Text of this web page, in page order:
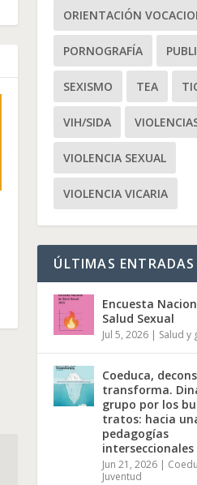
ORIENTACIÓN
PORNOGRAFÍA
SEXISMO TEA
VIH/SIDA
VIOLENCIA SEXUAL
VIOLENCIA VICARIA
ÚLTIMAS ENTRADAS
Encuesta
Salud Sexual
Jul 5, 2026 | Salud y
Coeduca,
transforma.
grupo por los
tratos: hacia
pedagogías
interseccionales
Jun 21, 2026 |
Juventud